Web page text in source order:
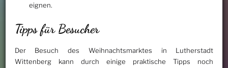
eignen.
Tipps für Besucher
Der Besuch des Weihnachtsmarktes in Lutherstadt
Wittenberg kann durch einige praktische Tipps noch